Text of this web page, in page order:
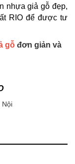
nhựa giả gỗ đẹp,
RIO để được tư
gỗ đơn giản và
Nội